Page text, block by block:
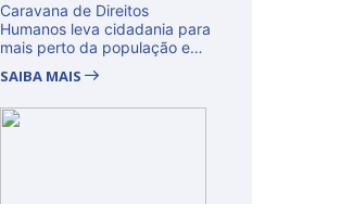
Caravana de Direitos
Humanos leva cidadania para
mais perto da população e
SAIBA MAIS